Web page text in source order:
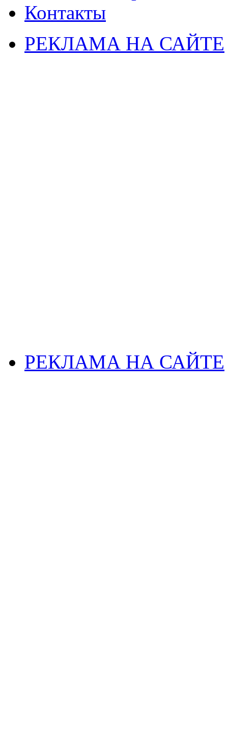
Контакты
РЕКЛАМА НА САЙТЕ
РЕКЛАМА НА САЙТЕ